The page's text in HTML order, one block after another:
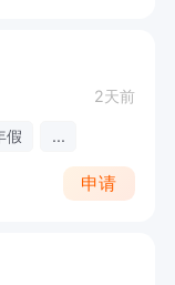
2天前
假 ...
申请